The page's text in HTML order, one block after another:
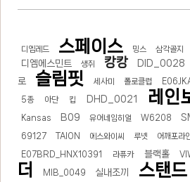
디엠레드 스페이스 밍스 삼각골지
디엠에스민트 생쥐 캉캉 DID_0028
로
슬림핏 세사미 폴로클럽
5종 아단 킵 DHD_0021 레인
Kansas B09 유어네임히얼 W6208
69127 TAION 에스와이씨 루넷 어깨포라
E07BRD_HNX10391 라퓨카 블랙홀
더
MIB_0049 실내조끼 스탠드
아디제로 보스턴 12 JQ2552 러닝화 - 원팡
LG전자 Full HD PC 모니터 24MS500 100hz - 원
(버거킹) 와퍼+코카콜라(R)+21치즈스틱 - 원팡
버거킹 불고기와퍼주니어+콰치와퍼주니어+코카콜라
K2 씬에어 오리지널 25SS 역시즌 남여 씬에어 오
스테비아 방울 토마토 2kg - 원팡
발리 자유여행 꾸따 솔리아 르기안 5일 or 6일 호텔 조
인도모크샤 인센스스틱 400스틱 - 원팡
한우 우삼겹 1 kg - 원팡